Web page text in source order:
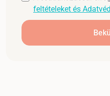
feltételeket és